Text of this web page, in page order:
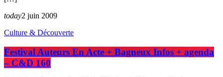
today2 juin 2009
Culture & Découverte
Festival Auteurs En Acte + Bagneux Infos + agenda
– C&D 160